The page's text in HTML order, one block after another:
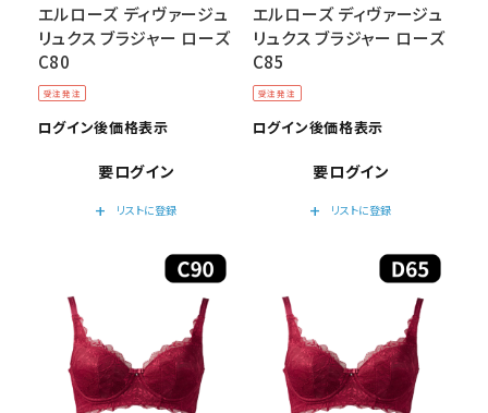
受注発注
エルローズ ディヴァージュ
リュクス ブラジャー ローズ
C80
ログイン後価格表示
要ログイン
add
リストに登録
受注発注
エルローズ ディヴァージュ
リュクス ブラジャー ローズ
C85
ログイン後価格表示
要ログイン
add
リストに登録